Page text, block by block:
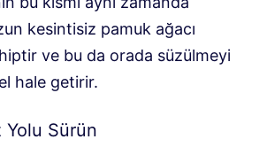
kesintisiz pamuk ağacı
ve bu da orada süzülmeyi
hale getirir.
Yolu Sürün